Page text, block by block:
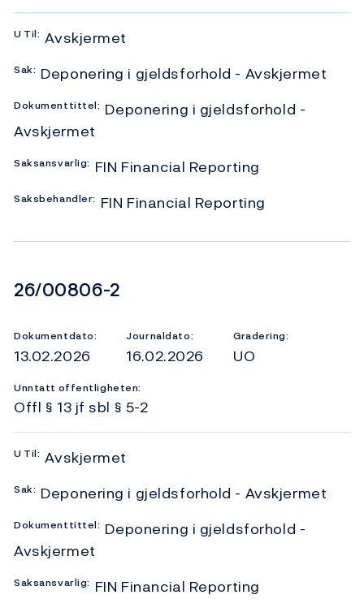
U Til: Avskjermet
Sak: Deponering i gjeldsforhold - Avskjermet
Dokumenttittel: Deponering i gjeldsforhold -
Avskjermet
Saksansvarlig: FIN Financial Reporting
Saksbehandler: FIN Financial Reporting
Dokumentnummer
26/00806-2
Dokumentdato:
13.02.2026
Journaldato:
16.02.2026
Gradering:
UO
Unntatt offentligheten:
Offl § 13 jf sbl § 5-2
U Til: Avskjermet
Sak: Deponering i gjeldsforhold - Avskjermet
Dokumenttittel: Deponering i gjeldsforhold -
Avskjermet
Saksansvarlig: FIN Financial Reporting